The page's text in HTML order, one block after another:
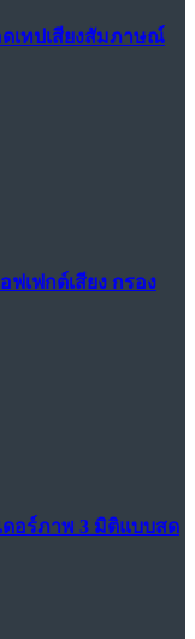
เทปเสียงสัมภาษณ์
ฟเฟกต์เสียง กรอง
ดอร์ภาพ 3 มิติแบบสด